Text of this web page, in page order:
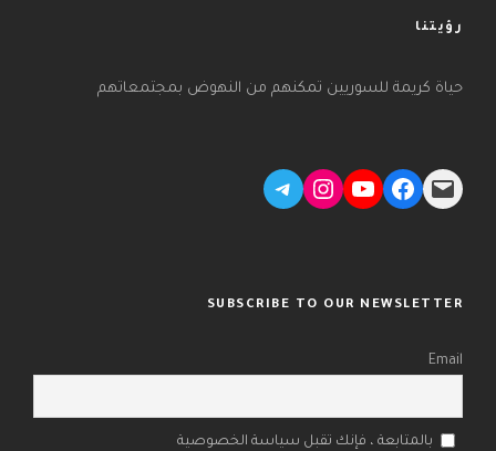
رؤيتنا
حياة كريمة للسوريين تمكنهم من النهوض بمجتمعاتهم
Mail
Facebook
YouTube
Instagram
Telegram
SUBSCRIBE TO OUR NEWSLETTER
Email
بالمتابعة ، فإنك تقبل سياسة الخصوصية